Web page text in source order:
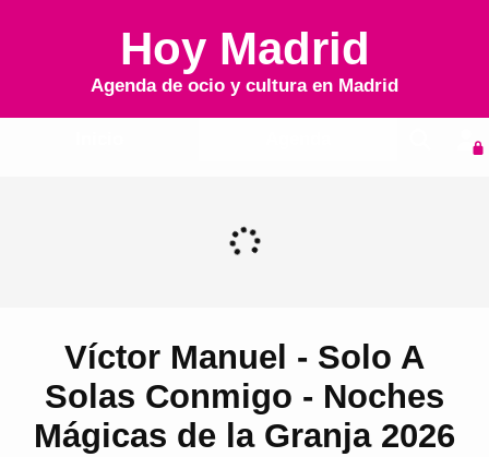
Hoy Madrid
Agenda de ocio y cultura en Madrid
Víctor Manuel - Solo A
Solas Conmigo - Noches
Mágicas de la Granja 2026